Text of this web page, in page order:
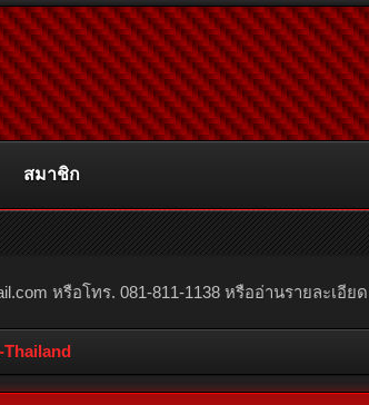
หรือโทร. 081-811-1138 หรืออ่านรายละเอีย
สมาชิก